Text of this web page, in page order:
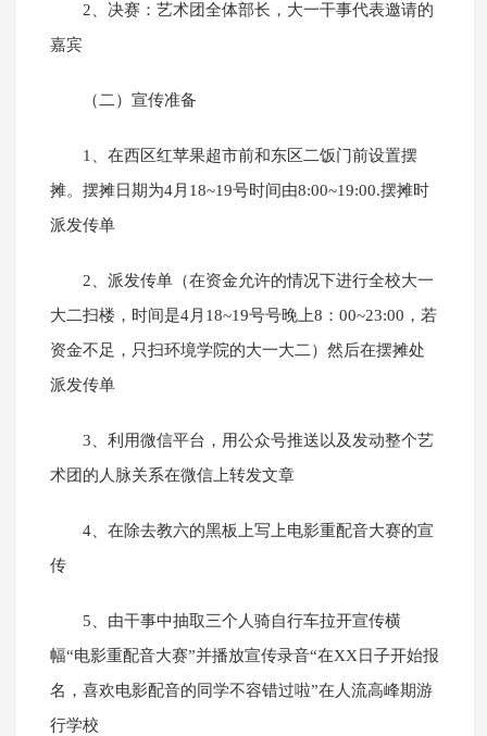
2、决赛：艺术团全体部长，大一干事代表邀请的
嘉宾
（二）宣传准备
1、在西区红苹果超市前和东区二饭门前设置摆
摊。摆摊日期为4月18~19号时间由8:00~19:00.摆摊时
派发传单
2、派发传单（在资金允许的情况下进行全校大一
大二扫楼，时间是4月18~19号号晚上8：00~23:00，若
资金不足，只扫环境学院的大一大二）然后在摆摊处
派发传单
3、利用微信平台，用公众号推送以及发动整个艺
术团的人脉关系在微信上转发文章
4、在除去教六的黑板上写上电影重配音大赛的宣
传
5、由干事中抽取三个人骑自行车拉开宣传横
幅“电影重配音大赛”并播放宣传录音“在XX日子开始报
名，喜欢电影配音的同学不容错过啦”在人流高峰期游
行学校